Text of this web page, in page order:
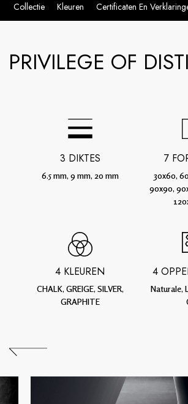
Collectie Kleuren Certificaten En
PRIVILEGE OF
3 DIKTES
6.5 mm, 9 mm, 20 mm
7
30x60,
90x90,
4 KLEUREN
CHALK, GREIGE, SILVER,
GRAPHITE
4
Naturale,